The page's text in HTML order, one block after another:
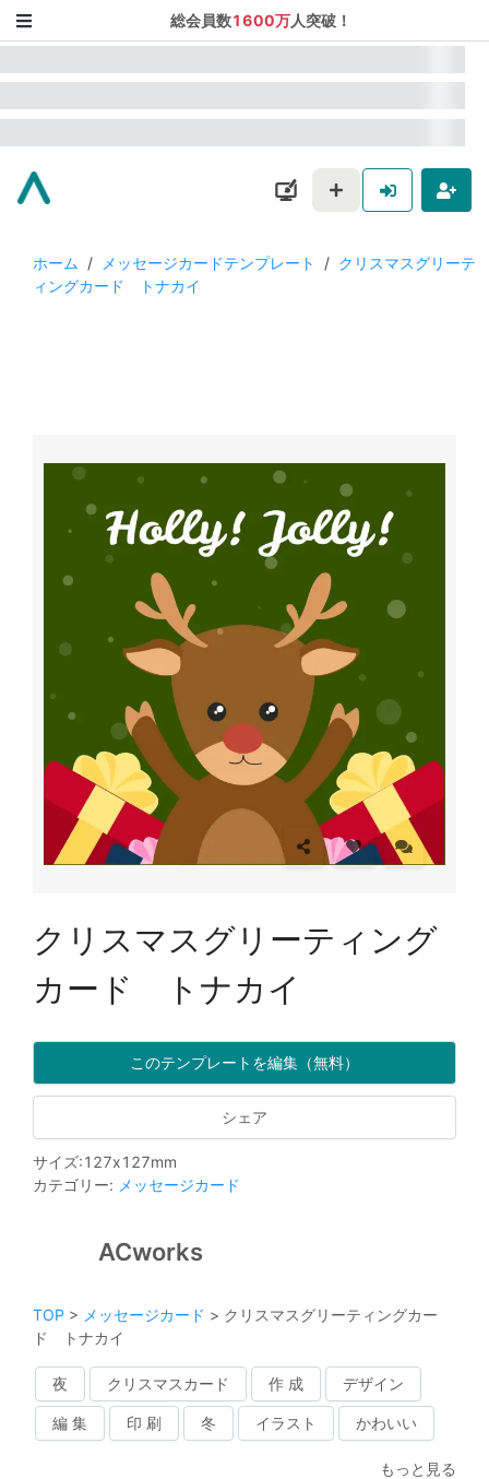
総会員数1600万人突破！
ホーム / メッセージカードテンプレート / クリスマスグリーテ
ィングカード トナカイ
クリスマスグリーティング
カード トナカイ
このテンプレートを編集（無料）
シェア
サイズ:127x127mm
カテゴリー: メッセージカード
ACworks
TOP > メッセージカード > クリスマスグリーティングカー
ド トナカイ
夜 クリスマスカード 作 成 デザイン
編 集 印 刷 冬 イラスト かわいい
もっと見る